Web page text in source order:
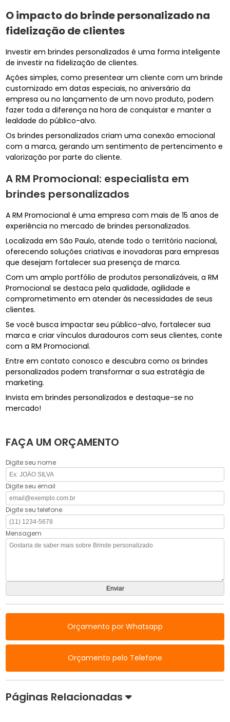
O impacto dobrinde personalizadona
fidelização de clientes
Investir em brindes personalizados é uma forma inteligente
de investir na fidelização de clientes.
Ações simples, como presentear um cliente com um brinde
customizado em datas especiais, no aniversário da
empresa ou no lançamento de um novo produto, podem
fazer toda a diferença na hora de conquistar e manter a
lealdade do público-alvo.
Os brindes personalizados criam uma conexão emocional
com a marca, gerando um sentimento de pertencimento e
valorização por parte do cliente.
A RM Promocional: especialista em
brindes personalizados
A RM Promocional é uma empresa com mais de 15 anos de
experiência no mercado de brindes personalizados.
Localizada em São Paulo, atende todo o território nacional,
oferecendo soluções criativas e inovadoras para empresas
que desejam fortalecer sua presença de marca.
Com um amplo portfólio de produtos personalizáveis, a RM
Promocional se destaca pela qualidade, agilidade e
comprometimento em atender às necessidades de seus
clientes.
Se você busca impactar seu público-alvo, fortalecer sua
marca e criar vínculos duradouros com seus clientes, conte
com a RM Promocional.
Entre em contato conosco e descubra como os brindes
personalizados podem transformar a sua estratégia de
marketing.
Invista em brindes personalizados e destaque-se no
mercado!
FAÇA UM ORÇAMENTO
Digite seu nome
Digite seu email
Digite seu telefone
Mensagem
Orçamento por Whatsapp
Orçamento pelo Telefone
Páginas Relacionadas